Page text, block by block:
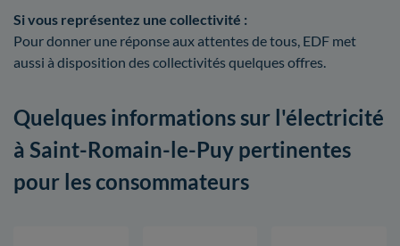
Si vous représentez une collectivité :
Pour donner une réponse aux attentes de tous, EDF met
aussi à disposition des collectivités quelques offres.
Quelques informations sur l'électricité
à Saint-Romain-le-Puy pertinentes
pour les consommateurs